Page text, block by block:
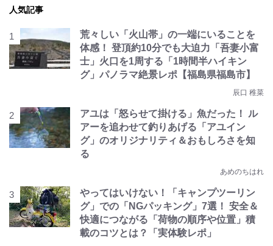
人気記事
荒々しい「火山帯」の一端にいることを
体感！ 登頂約10分でも大迫力「吾妻小富
士」火口を1周する「1時間半ハイキン
グ」パノラマ絶景レポ【福島県福島市】
辰口 稚菜
アユは「怒らせて掛ける」魚だった！ ル
アーを追わせて釣りあげる「アユイン
グ」のオリジナリティ＆おもしろさを知
る
あめのちはれ
やってはいけない！「キャンプツーリン
グ」での「NGパッキング」7選！ 安全＆
快適につながる「荷物の順序や位置」積
載のコツとは？「実体験レポ」